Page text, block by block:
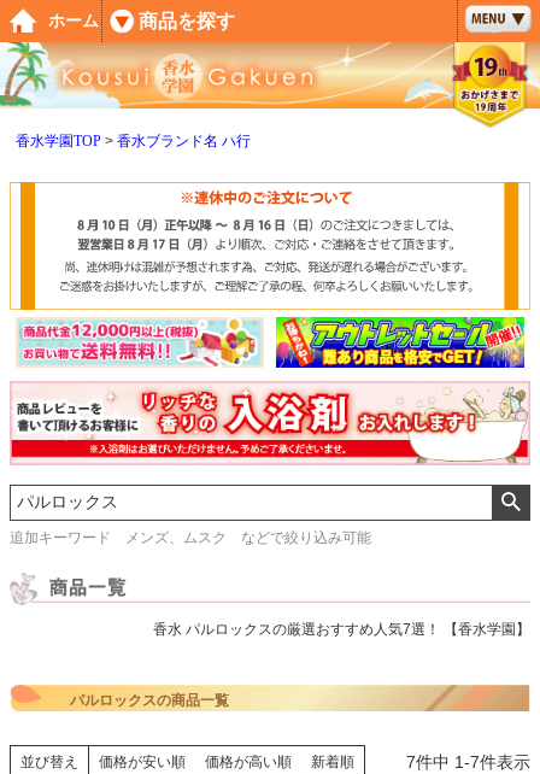
香水学園TOP 香水ブランド名 ハ行
追加キーワード メンズ、ムスク などで絞り込み可能
香水 パルロックスの厳選おすすめ人気7選！ 【香水学園】
パルロックスの商品一覧
並び替え 価格が安い順 価格が高い順 新着順 7件中 1-7件表示
ペー
ジト
ップ
へ
ホーム 商品を探す